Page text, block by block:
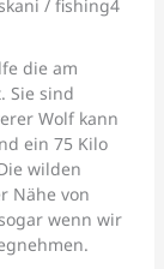
/ fishing4
die am
Sie sind
Wolf kann
ein 75 Kilo
wilden
Nähe von
wenn wir